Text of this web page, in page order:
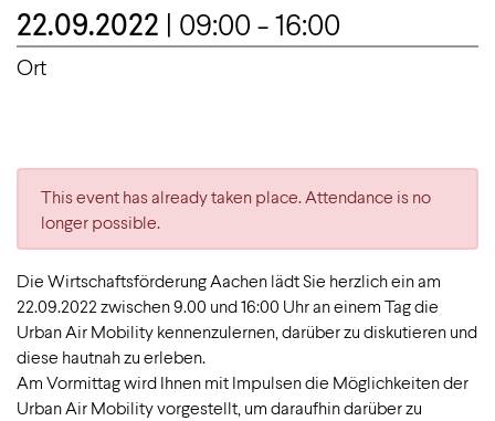
22.09.2022 | 09:00 - 16:00
Ort
This event has already taken place. Attendance is no
longer possible.
Die Wirtschaftsförderung Aachen lädt Sie herzlich ein am
22.09.2022 zwischen 9.00 und 16:00 Uhr an einem Tag die
Urban Air Mobility kennenzulernen, darüber zu diskutieren und
diese hautnah zu erleben.
Am Vormittag wird Ihnen mit Impulsen die Möglichkeiten der
Urban Air Mobility vorgestellt, um daraufhin darüber zu